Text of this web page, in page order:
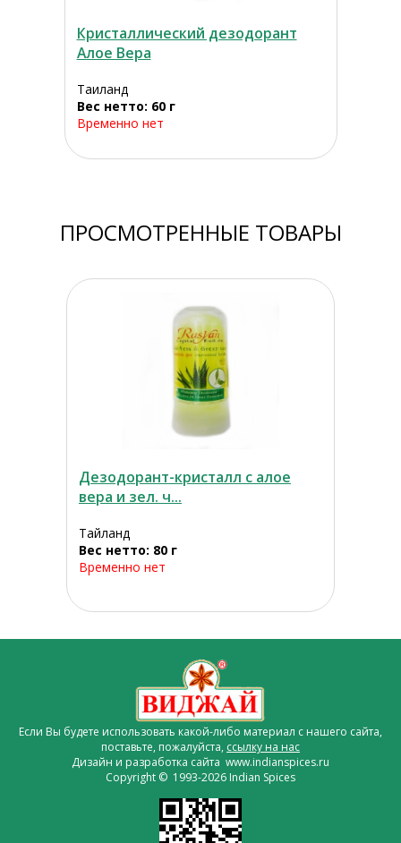
Кристаллический дезодорант
Алое Вера
Таиланд
Вес нетто: 60 г
Временно нет
ПРОСМОТРЕННЫЕ ТОВАРЫ
Дезодорант-кристалл с алое
вера и зел. ч...
Тайланд
Вес нетто: 80 г
Временно нет
Если Вы будете использовать какой-либо материал с нашего сайта,
поставьте, пожалуйста, ссылку на нас
Дизайн и разработка сайта www.indianspices.ru
Copyright © 1993-2026 Indian Spices